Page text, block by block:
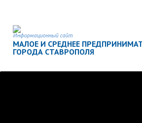
Информационный сайт
МАЛОЕ И СРЕДНЕЕ
ГОРОДА СТАВРОПОЛЯ